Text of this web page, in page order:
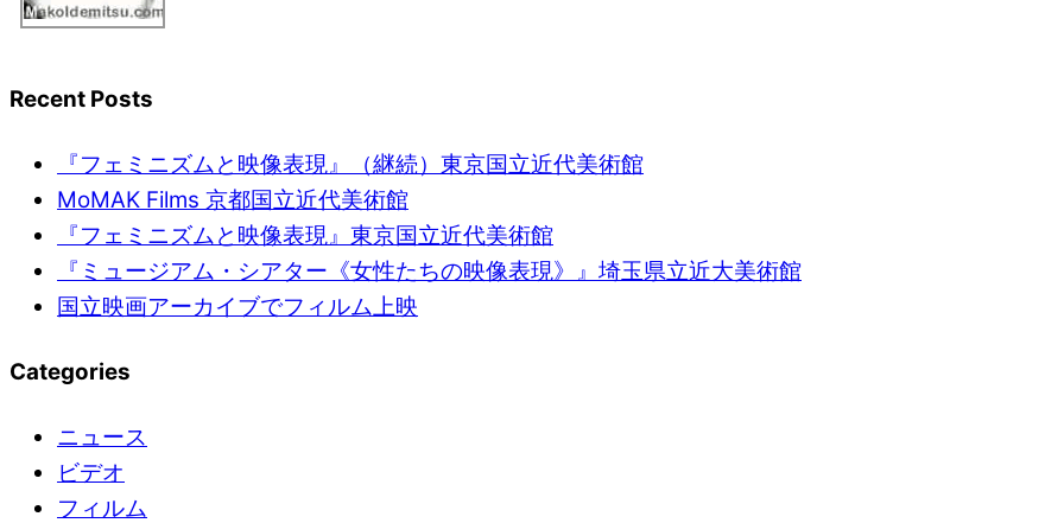
Recent Posts
『フェミニズムと映像表現』（継続）東京国立近代美術館
MoMAK Films 京都国立近代美術館
『フェミニズムと映像表現』東京国立近代美術館
『ミュージアム・シアター《女性たちの映像表現》』埼玉県立近大美術館
国立映画アーカイブでフィルム上映
Categories
ニュース
ビデオ
フィルム